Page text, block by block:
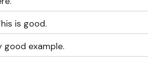
is good.
good example.